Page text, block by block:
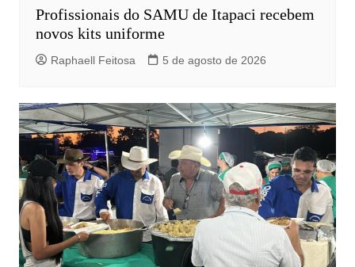
Profissionais do SAMU de Itapaci recebem
novos kits uniforme
Raphaell Feitosa 5 de agosto de 2026